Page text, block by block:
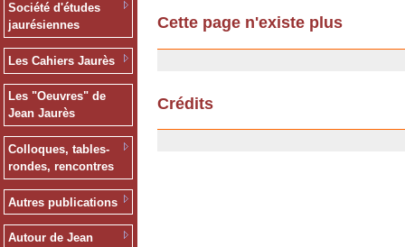
Société d'études
jaurésiennes
Les Cahiers Jaurès
Les "Oeuvres" de
Jean Jaurès
Colloques, tables-
rondes, rencontres
Autres publications
Autour de Jean
Cette page n'existe plus
Crédits